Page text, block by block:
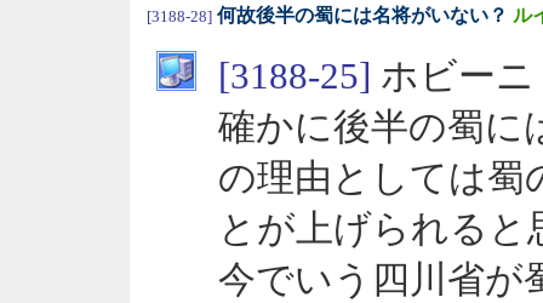
[3188-28] 何故後半の蜀には名将がいない？ ル
[3188-25] ホビー
確かに後半の蜀に
の理由としては蜀
とが上げられると
今でいう四川省が